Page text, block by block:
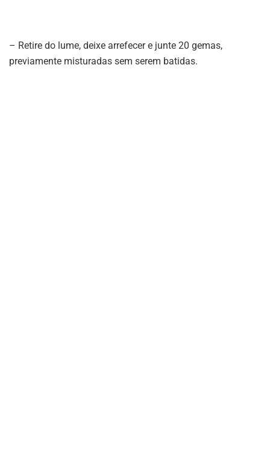
– Retire do lume, deixe arrefecer e junte 20 gemas,
previamente misturadas sem serem batidas.